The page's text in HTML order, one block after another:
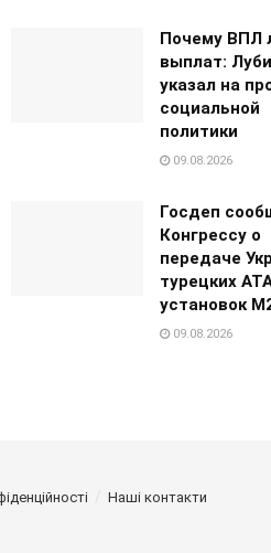
Почему ВПЛ
выплат:
указал на
социальной
политики
09.08.2026
Госдеп
Конгрессу о
передаче
турецких
установок
09.08.2026
Наші контакти